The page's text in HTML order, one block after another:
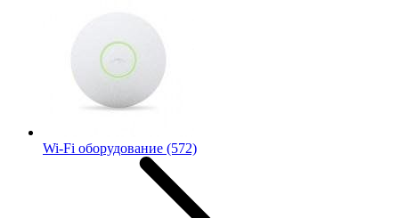
Wi-Fi оборудование (572)